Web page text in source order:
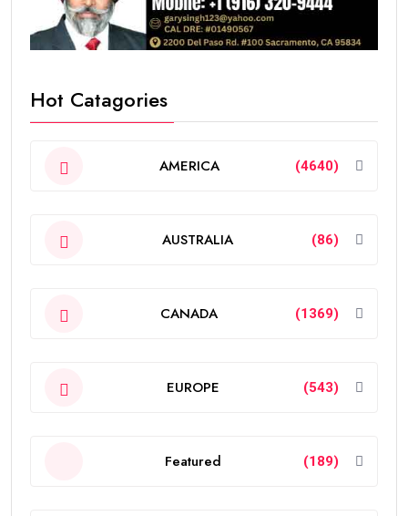
Hot Catagories
AMERICA (4640)
AUSTRALIA (86)
CANADA (1369)
EUROPE (543)
Featured (189)